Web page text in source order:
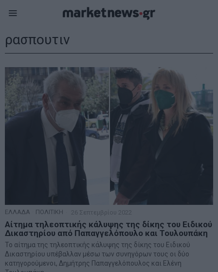
ρασπουτιν
ΕΛΛΑΔΑ ΠΟΛΙΤΙΚΗ 26 Σεπτεμβρίου 2022
Αίτημα τηλεοπτικής κάλυψης της δίκης του Ειδικού
Δικαστηρίου από Παπαγγελόπουλο και Τουλουπάκη
Το αίτημα της τηλεοπτικής κάλυψης της δίκης του Ειδικού
Δικαστηρίου υπέβαλλαν μέσω των συνηγόρων τους οι δύο
κατηγορούμενοι, Δημήτρης Παπαγγελόπουλος και Ελένη